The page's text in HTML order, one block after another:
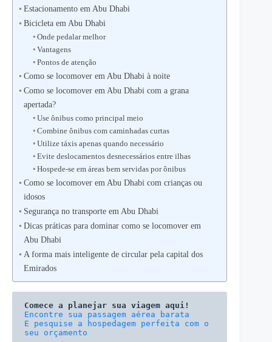
Estacionamento em Abu Dhabi
Bicicleta em Abu Dhabi
Onde pedalar melhor
Vantagens
Pontos de atenção
Como se locomover em Abu Dhabi à noite
Como se locomover em Abu Dhabi com a grana
apertada?
Use ônibus como principal meio
Combine ônibus com caminhadas curtas
Utilize táxis apenas quando necessário
Evite deslocamentos desnecessários entre ilhas
Hospede-se em áreas bem servidas por ônibus
Como se locomover em Abu Dhabi com crianças ou
idosos
Segurança no transporte em Abu Dhabi
Dicas práticas para dominar como se locomover em
Abu Dhabi
A forma mais inteligente de circular pela capital dos
Emirados
Comece a planejar sua viagem aqui!
E pesquise a hospedagem perfeita com o
seu orçamento